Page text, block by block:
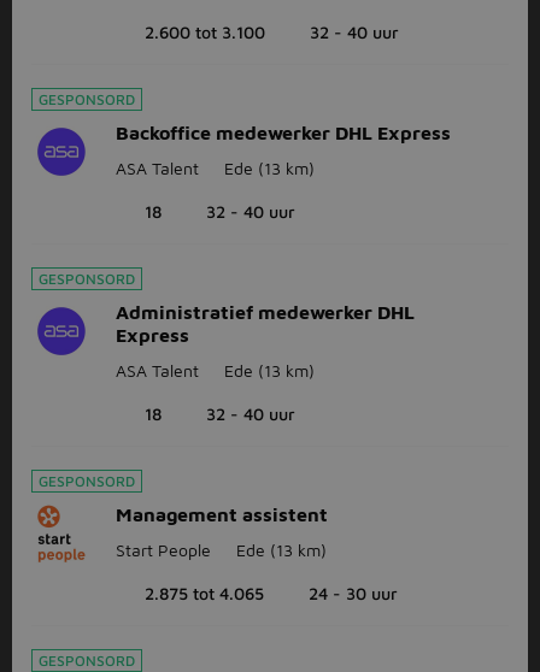
2.600 tot 3.100 32 - 40 uur
GESPONSORD
Backoffice medewerker DHL Express
ASA Talent Ede (13 km)
18 32 - 40 uur
GESPONSORD
Administratief medewerker DHL
Express
ASA Talent Ede (13 km)
18 32 - 40 uur
GESPONSORD
Management assistent
Start People Ede (13 km)
2.875 tot 4.065 24 - 30 uur
GESPONSORD